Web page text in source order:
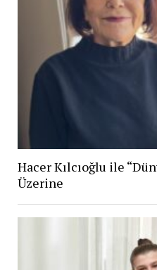
Hacer Kılcıoğlu ile
Üzerine